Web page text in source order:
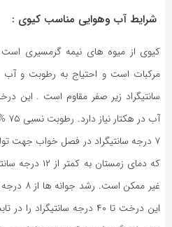
شرایط آب وهوایی مناسب کیوی :
کیوی از میوه های نیمه گرمسیری
۷ درجه سانتیگراد در فصل خواب جهت
که دمای
غیر
این درخت تا ۴۰ درجه